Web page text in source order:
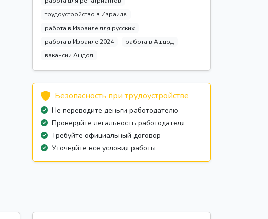
трудоустройство в Израиле
работа в Израиле для русских
работа в Израиле 2024
работа в Ашдод
вакансии Ашдод
Безопасность при трудоустройстве
Не переводите деньги работодателю
Проверяйте легальность работодателя
Требуйте официальный договор
Уточняйте все условия работы